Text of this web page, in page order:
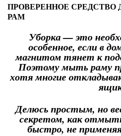
ПРОВЕРЕННОЕ
РАМ
Уборка — это
особенное, если в
магнитом тянет к
Поэтому мыть раму
хотя многие
Делюсь простым, но
секретом, как
быстро, не